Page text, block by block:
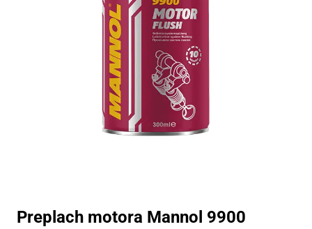
Preplach motora Mannol 9900